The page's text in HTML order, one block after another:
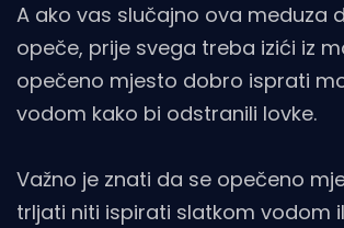
A ako vas slučajno ova meduza
opeče, prije svega treba izići iz
opečeno mjesto dobro isprati
vodom kako bi odstranili lovke.
Važno je znati da se opečeno
trljati niti ispirati slatkom vodom